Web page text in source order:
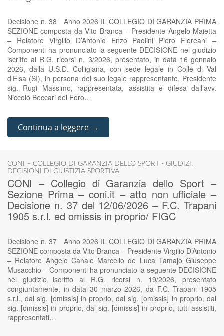
Decisione n. 38 Anno 2026 IL COLLEGIO DI GARANZIA PRIMA
SEZIONE composta da Vito Branca – Presidente Angelo Maietta
– Relatore Virgilio D’Antonio Enzo Paolini Piero Floreani –
Componenti ha pronunciato la seguente DECISIONE nel giudizio
iscritto al R.G. ricorsi n. 3/2026, presentato, in data 16 gennaio
2026, dalla U.S.D. Colligiana, con sede legale in Colle di Val
d’Elsa (SI), in persona del suo legale rappresentante, Presidente
sig. Rugi Massimo, rappresentata, assistita e difesa dall’avv.
Niccolò Beccari del Foro…
Continua a leggere →
CONI – COLLEGIO DI GARANZIA DELLO SPORT - GIUDIZI ,
DECISIONI DI GIUSTIZIA SPORTIVA
CONI – Collegio di Garanzia dello Sport –
Sezione Prima – coni.it – atto non ufficiale –
Decisione n. 37 del 12/06/2026 – F.C. Trapani
1905 s.r.l. ed omissis in proprio/ FIGC
Decisione n. 37 Anno 2026 IL COLLEGIO DI GARANZIA PRIMA
SEZIONE composta da Vito Branca – Presidente Virgilio D’Antonio
– Relatore Angelo Canale Marcello de Luca Tamajo Giuseppe
Musacchio – Componenti ha pronunciato la seguente DECISIONE
nel giudizio iscritto al R.G. ricorsi n. 19/2026, presentato
congiuntamente, in data 30 marzo 2026, da F.C. Trapani 1905
s.r.l., dal sig. [omissis] in proprio, dal sig. [omissis] in proprio, dal
sig. [omissis] in proprio, dal sig. [omissis] in proprio, tutti assistiti,
rappresentati…